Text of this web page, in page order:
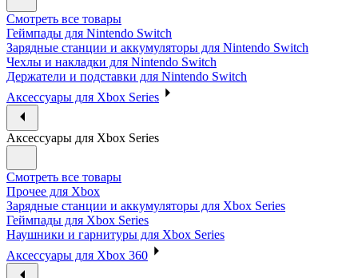
Смотреть все товары
Геймпады для Nintendo Switch
Зарядные станции и аккумуляторы для Nintendo Switch
Чехлы и накладки для Nintendo Switch
Держатели и подставки для Nintendo Switch
Аксессуары для Xbox Series
Аксессуары для Xbox Series
Смотреть все товары
Прочее для Xbox
Зарядные станции и аккумуляторы для Xbox Series
Геймпады для Xbox Series
Наушники и гарнитуры для Xbox Series
Аксессуары для Xbox 360